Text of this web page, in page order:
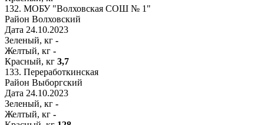
132. МОБУ "Волховская СОШ № 1"
Район Волховский
Дата 24.10.2023
Зеленый, кг -
Желтый, кг -
Красный, кг 3,7
133. Переработкинская
Район Выборгский
Дата 24.10.2023
Зеленый, кг -
Желтый, кг -